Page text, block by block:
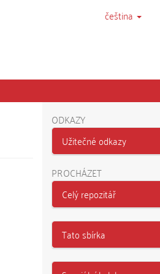
čeština
ODKAZY
Užitečné odkazy
PROCHÁZET
Celý repozitář
Tato sbírka